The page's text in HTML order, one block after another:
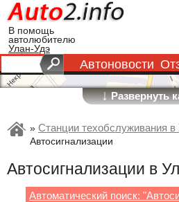
В помощь
автолюбителю
Улан-Удэ
Автоновости
↓Развернуть
» Станции техобслуживания в
Автосигнализации
Автосигнализации в
Автоматический поиск: